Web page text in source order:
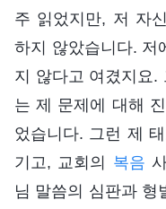
주 읽었지만, 저 자
하지 않았습니다. 저
지 않다고 여겼지요.
는 제 문제에 대해
었습니다. 그런 제
기고, 교회의 복음
님 말씀의 심판과 형